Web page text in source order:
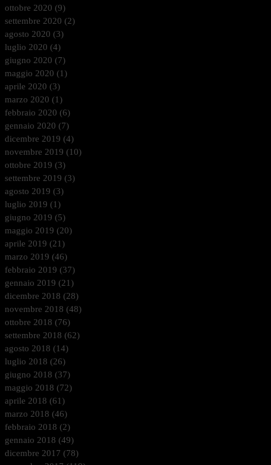
ottobre 2020 (9)
settembre 2020 (2)
agosto 2020 (3)
luglio 2020 (4)
giugno 2020 (7)
maggio 2020 (1)
aprile 2020 (3)
marzo 2020 (1)
febbraio 2020 (6)
gennaio 2020 (7)
dicembre 2019 (4)
novembre 2019 (10)
ottobre 2019 (3)
settembre 2019 (3)
agosto 2019 (3)
luglio 2019 (1)
giugno 2019 (5)
maggio 2019 (20)
aprile 2019 (21)
marzo 2019 (46)
febbraio 2019 (37)
gennaio 2019 (21)
dicembre 2018 (28)
novembre 2018 (48)
ottobre 2018 (76)
settembre 2018 (62)
agosto 2018 (14)
luglio 2018 (26)
giugno 2018 (37)
maggio 2018 (72)
aprile 2018 (61)
marzo 2018 (46)
febbraio 2018 (2)
gennaio 2018 (49)
dicembre 2017 (78)